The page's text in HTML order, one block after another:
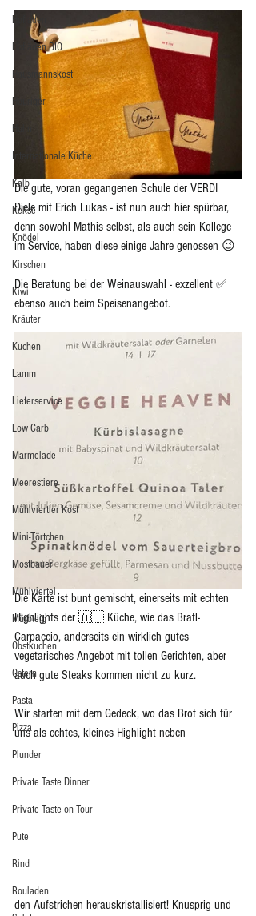
Hofladen
Hofläden BIO
Hausmannskost
Heuriger
Huhn
Internationale Küche
Kalb
Kekse
Knödel
Kirschen
Kiwi
Kräuter
Kuchen
Lamm
Lieferservice
Low Carb
Marmelade
Meerestiere
Mühlviertler Kost
Mini-Törtchen
Mostbauer
Mühlviertel
Mürbteig
Obstkuchen
Ostern
Pasta
Pizza
Plunder
Private Taste Dinner
Private Taste on Tour
Pute
Rind
Rouladen
Die gute, voran gegangenen Schule der VERDI
Diele mit Erich Lukas - ist nun auch hier spürbar,
denn sowohl Mathis selbst, als auch sein Kollege
im Service, haben diese einige Jahre genossen 😉
Die Beratung bei der Weinauswahl - exzellent ✅
ebenso auch beim Speisenangebot.
Die Karte ist bunt gemischt, einerseits mit echten
Highlights der 🇦🇹 Küche, wie das Bratl-
Carpaccio, anderseits ein wirklich gutes
vegetarisches Angebot mit tollen Gerichten, aber
auch gute Steaks kommen nicht zu kurz.
Wir starten mit dem Gedeck, wo das Brot sich für
uns als echtes, kleines Highlight neben
den Aufstrichen herauskristallisiert! Knusprig und